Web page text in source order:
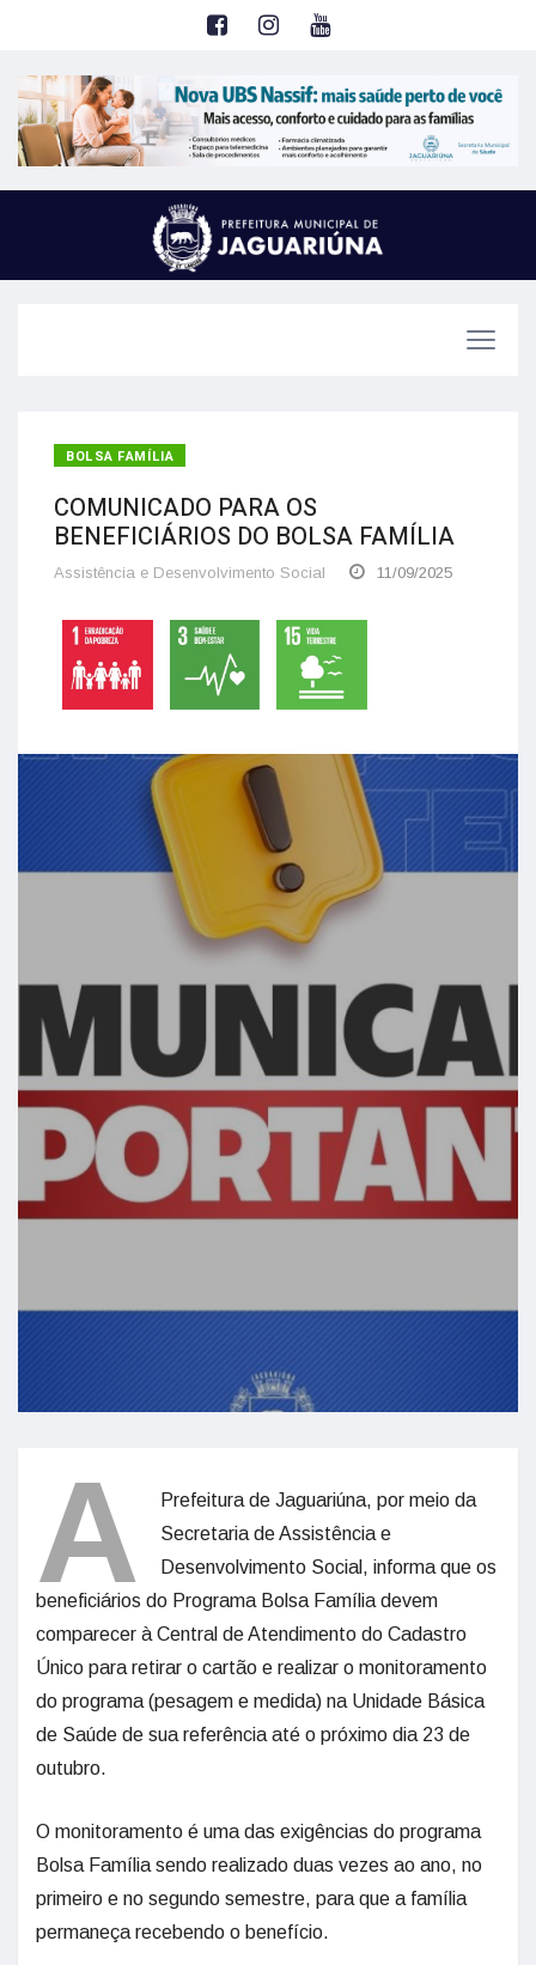
BOLSA FAMÍLIA
COMUNICADO PARA OS
BENEFICIÁRIOS DO BOLSA FAMÍLIA
Assistência e Desenvolvimento Social 11/09/2025
A
Prefeitura de Jaguariúna, por meio da
Secretaria de Assistência e
Desenvolvimento Social, informa que os
beneficiários do Programa Bolsa Família devem
comparecer à Central de Atendimento do Cadastro
Único para retirar o cartão e realizar o monitoramento
do programa (pesagem e medida) na Unidade Básica
de Saúde de sua referência até o próximo dia 23 de
outubro.
O monitoramento é uma das exigências do programa
Bolsa Família sendo realizado duas vezes ao ano, no
primeiro e no segundo semestre, para que a família
permaneça recebendo o benefício.